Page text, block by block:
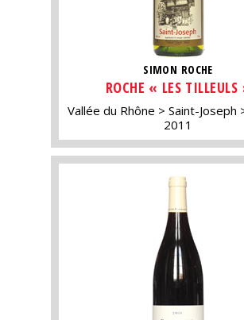
SIMON ROCHE
ROCHE « LES TILLEULS
Vallée du Rhône Saint-Joseph
2011